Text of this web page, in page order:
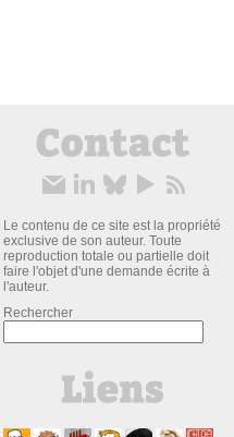
Le contenu de ce site est la propriété
exclusive de son auteur. Toute
reproduction totale ou partielle doit
faire l'objet d'une demande écrite à
l'auteur.
Rechercher